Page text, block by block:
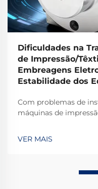
Dificuldades na
de Impressão/
Embreagens
Estabilidade dos
Com problemas de
máquinas de
e garantem
VER MAIS